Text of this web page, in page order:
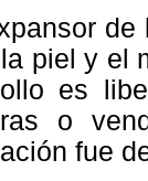
piel y el
es
o
fue